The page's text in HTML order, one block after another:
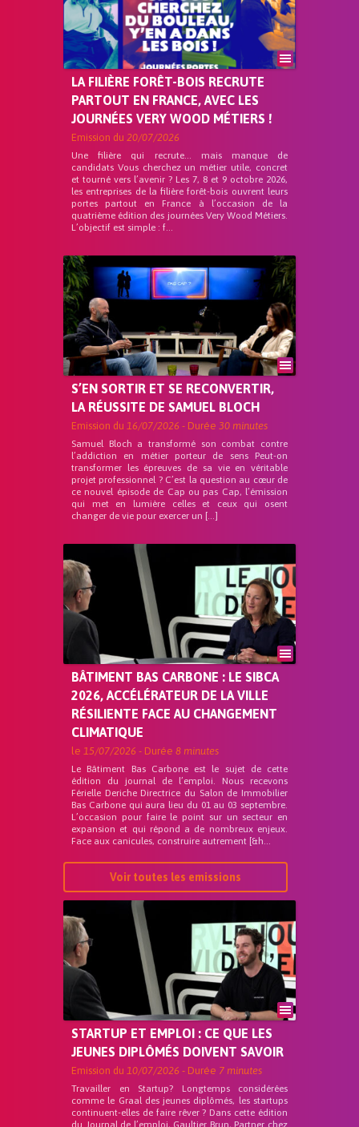
LA FILIÈRE FORÊT-BOIS RECRUTE
PARTOUT EN FRANCE, AVEC LES
JOURNÉES VERY WOOD MÉTIERS !
Emission du 20/07/2026
Une filière qui recrute… mais manque de
candidats Vous cherchez un métier utile, concret
et tourné vers l’avenir ? Les 7, 8 et 9 octobre 2026,
les entreprises de la filière forêt-bois ouvrent leurs
portes partout en France à l’occasion de la
quatrième édition des journées Very Wood Métiers.
L’objectif est simple : f...
S’EN SORTIR ET SE RECONVERTIR,
LA RÉUSSITE DE SAMUEL BLOCH
Emission du 16/07/2026 - Durée 30 minutes
Samuel Bloch a transformé son combat contre
l’addiction en métier porteur de sens Peut-on
transformer les épreuves de sa vie en véritable
projet professionnel ? C’est la question au cœur de
ce nouvel épisode de Cap ou pas Cap, l’émission
qui met en lumière celles et ceux qui osent
changer de vie pour exercer un […]
BÂTIMENT BAS CARBONE : LE SIBCA
2026, ACCÉLÉRATEUR DE LA VILLE
RÉSILIENTE FACE AU CHANGEMENT
CLIMATIQUE
le 15/07/2026 - Durée 8 minutes
Le Bâtiment Bas Carbone est le sujet de cette
édition du journal de l’emploi. Nous recevons
Férielle Deriche Directrice du Salon de Immobilier
Bas Carbone qui aura lieu du 01 au 03 septembre.
L’occasion pour faire le point sur un secteur en
expansion et qui répond a de nombreux enjeux.
Face aux canicules, construire autrement [&h...
Voir toutes les emissions
STARTUP ET EMPLOI : CE QUE LES
JEUNES DIPLÔMÉS DOIVENT SAVOIR
Emission du 10/07/2026 - Durée 7 minutes
Travailler en Startup? Longtemps considérées
comme le Graal des jeunes diplômés, les startups
continuent-elles de faire rêver ? Dans cette édition
du Journal de l’emploi, Gaultier Brun, Partner chez